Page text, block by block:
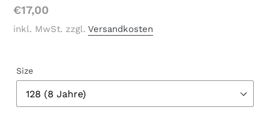
Normaler
Preis
€17,00
inkl. MwSt. zzgl. Versandkosten
Size